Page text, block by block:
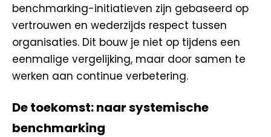
benchmarking-initiatieven zijn gebaseerd op
vertrouwen en wederzijds respect tussen
organisaties. Dit bouw je niet op tijdens een
eenmalige vergelijking, maar door samen te
werken aan continue verbetering.
De toekomst: naar systemische
benchmarking